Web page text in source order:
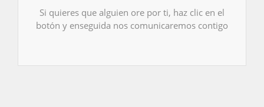
Si quieres que alguien ore por ti, haz clic en el
botón y enseguida nos comunicaremos contigo